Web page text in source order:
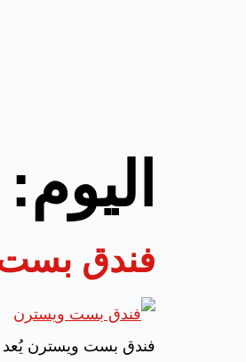
اليوم:
فندق
فندق بست ويسترن يُعد